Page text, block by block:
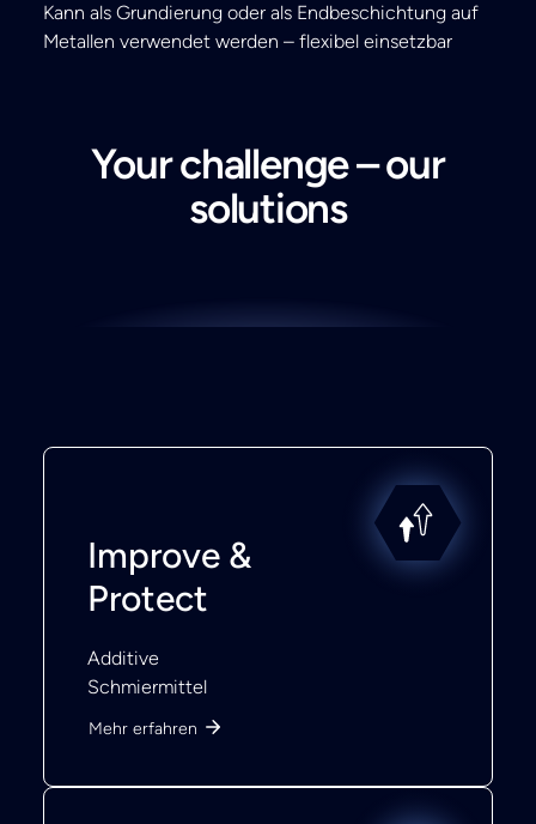
Kann als Grundierung oder als Endbeschichtung auf
Metallen verwendet werden – flexibel einsetzbar
Your challenge – our
solutions
Improve &
Protect
Additive
Schmiermittel
Mehr erfahren